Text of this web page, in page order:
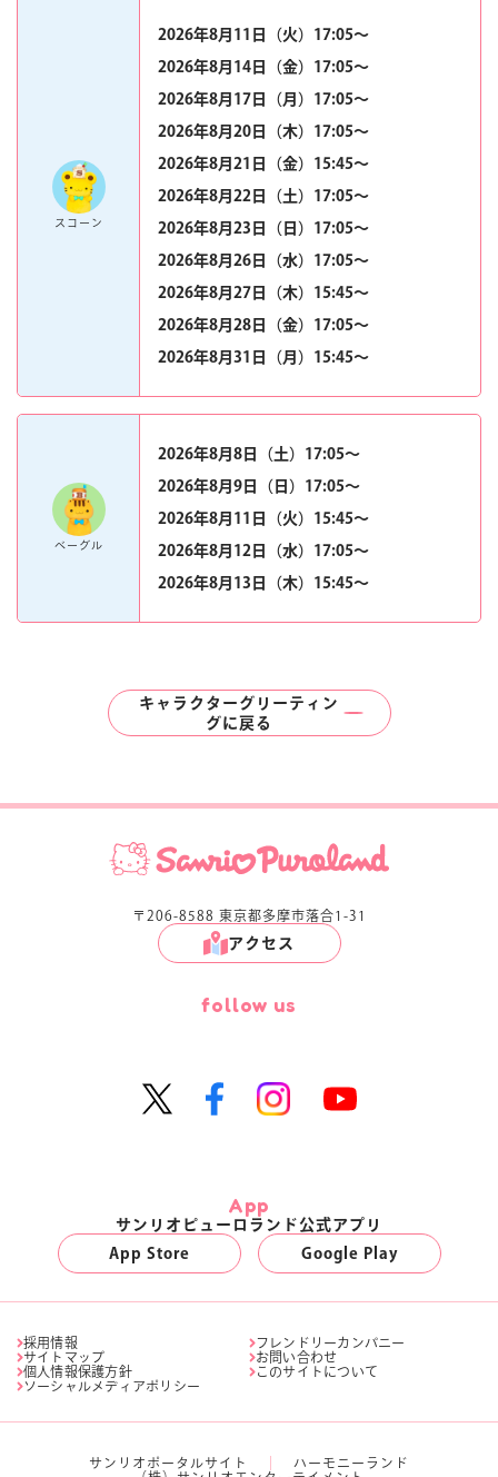
スコーン
2026年8月11日（火）17:05〜
2026年8月14日（金）17:05〜
2026年8月17日（月）17:05〜
2026年8月20日（木）17:05〜
2026年8月21日（金）15:45〜
2026年8月22日（土）17:05〜
2026年8月23日（日）17:05〜
2026年8月26日（水）17:05〜
2026年8月27日（木）15:45〜
2026年8月28日（金）17:05〜
2026年8月31日（月）15:45〜
ベーグル
2026年8月8日（土）17:05〜
2026年8月9日（日）17:05〜
2026年8月11日（火）15:45〜
2026年8月12日（水）17:05〜
2026年8月13日（木）15:45〜
キャラクターグリーティン
グに戻る
〒206-8588 東京都多摩市落合1-31
アクセス
follow us
App
サンリオピューロランド公式アプリ
App Store
Google Play
採用情報
フレンドリーカンパニー
サイトマップ
お問い合わせ
個人情報保護方針
このサイトについて
ソーシャルメディアポリシー
サンリオポータルサイト
ハーモニーランド